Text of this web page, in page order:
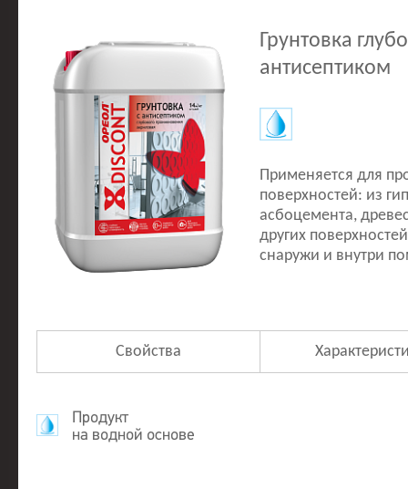
Грунтовка
антисептиком
Применяется для
поверхностей: из
асбоцемента,
других
снаружи и внутри
Свойства
Продукт
на водной основе